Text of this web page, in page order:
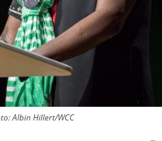
Albin Hillert/WCC